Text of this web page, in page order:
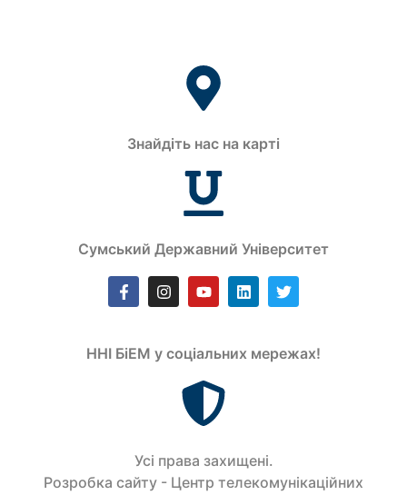
Знайдіть нас на карті
Сумський Державний Університет
ННІ БіЕМ у соціальних мережах!
Усi права захищенi.
Розробка сайту - Центр телекомунікаційних